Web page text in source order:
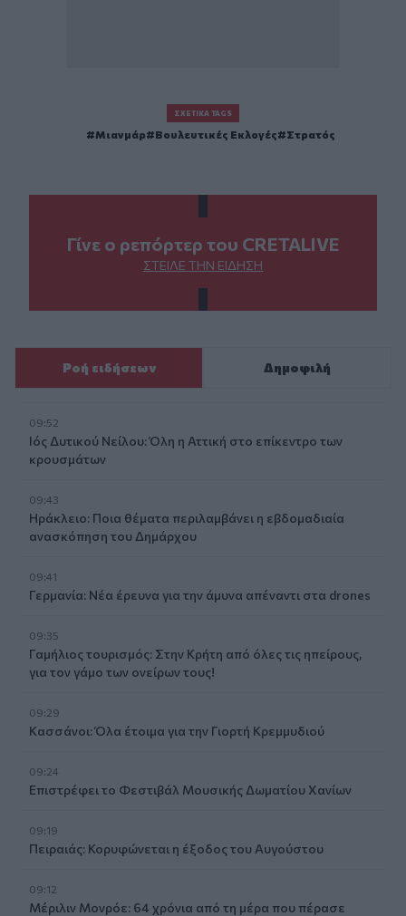
ΣΧΕΤΙΚΆ TAGS
Μιανμάρ Βουλευτικές Εκλογές Στρατός
Γίνε ο ρεπόρτερ του CRETALIVE
ΣΤΕΊΛΕ ΤΗΝ ΕΊΔΗΣΗ
Ροή ειδήσεων Δημοφιλή
09:52
Ιός Δυτικού Νείλου: Όλη η Αττική στο επίκεντρο των
κρουσμάτων
09:43
Ηράκλειο: Ποια θέματα περιλαμβάνει η εβδομαδιαία
ανασκόπηση του Δημάρχου
09:41
Γερμανία: Νέα έρευνα για την άμυνα απέναντι στα drones
09:35
Γαμήλιος τουρισμός: Στην Κρήτη από όλες τις ηπείρους,
για τον γάμο των ονείρων τους!
09:29
Κασσάνοι: Όλα έτοιμα για την Γιορτή Κρεμμυδιού
09:24
Επιστρέφει το Φεστιβάλ Μουσικής Δωματίου Χανίων
09:19
Πειραιάς: Κορυφώνεται η έξοδος του Αυγούστου
09:12
Μέριλιν Μονρόε: 64 χρόνια από τη μέρα που πέρασε